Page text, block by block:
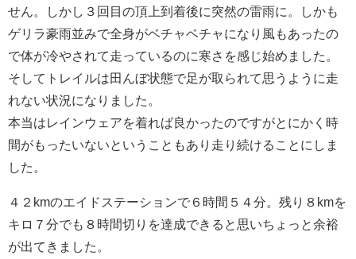
せん。しかし３回目の頂上到着後に突然の雷雨に。しかも
ゲリラ豪雨並みで全身がベチャベチャになり風もあったの
で体が冷やされて走っているのに寒さを感じ始めました。
そしてトレイルは田んぼ状態で足が取られて思うように走
れない状況になりました。
本当はレインウェアを着れば良かったのですがとにかく時
間がもったいないということもあり走り続けることにしま
した。
４２kmのエイドステーションで６時間５４分。残り８kmを
キロ７分でも８時間切りを達成できると思いちょっと余裕
が出てきました。